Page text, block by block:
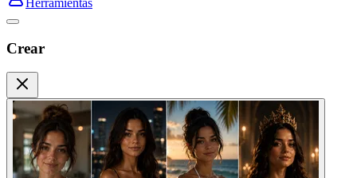
Herramientas
Crear